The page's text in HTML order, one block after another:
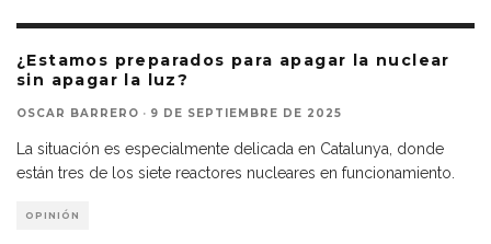
¿Estamos preparados para apagar la nuclear
sin apagar la luz?
OSCAR BARRERO · 9 DE SEPTIEMBRE DE 2025
La situación es especialmente delicada en Catalunya, donde
están tres de los siete reactores nucleares en funcionamiento.
OPINIÓN